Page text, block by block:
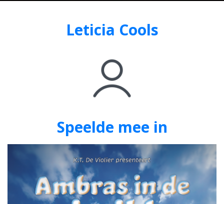
Leticia Cools
Speelde mee in